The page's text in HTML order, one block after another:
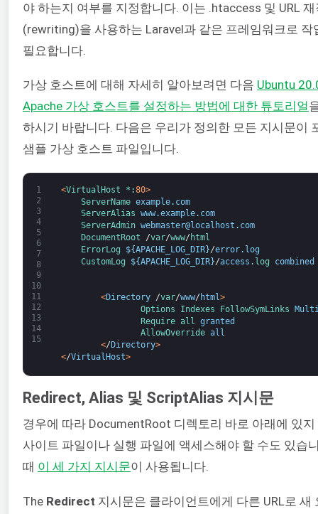
야 하는지 여부를 지정합니다. 이는 .htaccess 및 URL
(rewriting)을 사용하는 Laravel과 같은 프레임워크로 작
필요합니다.
가상 호스트에 대해 자세히 알아보려면 다음 Ubuntu
Apache 가상 호스트를 설정하는 방법에 대한 튜토리얼
하시기 바랍니다. 다음은 우리가 정의한 모든 지시문이
샘플 가상 호스트 파일입니다.
1
2
3
4
5
6
7
8
9
10
11
12
13
14
15
<VirtualHost * :80>
ServerName example. com
ServerAlias www.example. com
ServerAdmin webmaster@localhost . com
DocumentRoot
/var/www/ html
ErrorLog
${APACHE_LOG_DIR}/error. log
CustomLog
${APACHE_LOG_DIR}/access . log combined
<Directory /var/www/ html>
Options
Indexes FollowSymLinks
Require all granted
AllowOverride all
</ Directory>
</VirtualHost>
Redirect, Alias 및 ScriptAlias 지시문
경우에 따라 DocumentRoot 디렉토리 바로 아래에 있지
사이트 파일이나 실행 파일에 액세스해야 할 수도 있습
때 이 세 가지 지시문이 사용됩니다.
The Redirect 지시문은 클라이언트에게 다른 URL로 새